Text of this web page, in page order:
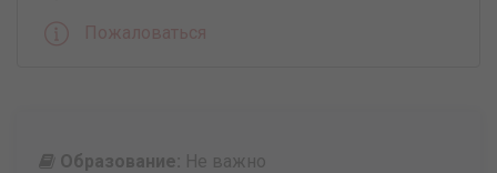
Пожаловаться
Образование: Не важно